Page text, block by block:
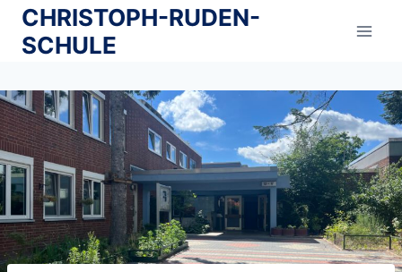
Zum
Inhalt
springen
CHRISTOPH-RUDEN-
SCHULE